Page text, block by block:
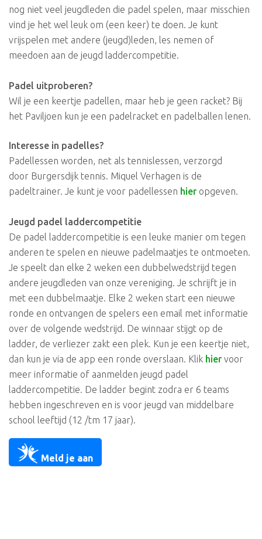
nog niet veel jeugdleden die padel spelen, maar misschien
vind je het wel leuk om (een keer) te doen. Je kunt
vrijspelen met andere (jeugd)leden, les nemen of
meedoen aan de jeugd laddercompetitie.
Padel uitproberen?
Wil je een keertje padellen, maar heb je geen racket? Bij
het Paviljoen kun je een padelracket en padelballen lenen.
Interesse in padelles?
Padellessen worden, net als tennislessen, verzorgd
door Burgersdijk tennis. Miquel Verhagen is de
padeltrainer. Je kunt je voor padellessen hier opgeven.
Jeugd padel laddercompetitie
De padel laddercompetitie is een leuke manier om tegen
anderen te spelen en nieuwe padelmaatjes te ontmoeten.
Je speelt dan elke 2 weken een dubbelwedstrijd tegen
andere jeugdleden van onze vereniging. Je schrijft je in
met een dubbelmaatje. Elke 2 weken start een nieuwe
ronde en ontvangen de spelers een email met informatie
over de volgende wedstrijd. De winnaar stijgt op de
ladder, de verliezer zakt een plek. Kun je een keertje niet,
dan kun je via de app een ronde overslaan. Klik hier voor
meer informatie of aanmelden jeugd padel
laddercompetitie. De ladder begint zodra er 6 teams
hebben ingeschreven en is voor jeugd van middelbare
school leeftijd (12 /tm 17 jaar).
Meld je aan